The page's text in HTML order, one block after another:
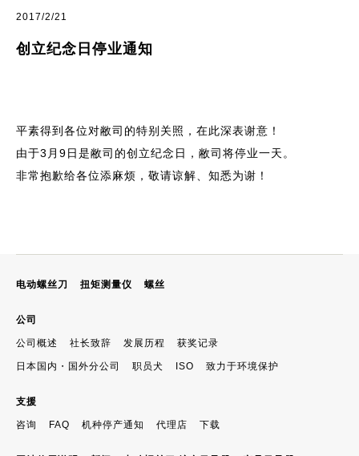
2017/2/21
创立纪念日停业通知
平素得到各位对敝司的特别关照，在此深表谢意！
由于3月9日是敝司的创立纪念日，敝司将停业一天。
非常抱歉给各位添麻烦，敬请谅解、知悉为谢！
电动螺丝刀 扭矩测量仪 螺丝
公司
公司概述 社长致辞 发展历程 获奖记录
日本国内・国外分公司 职员犬 ISO 致力于环境保护
支援
咨询 FAQ 机种停产通知 代理店 下载